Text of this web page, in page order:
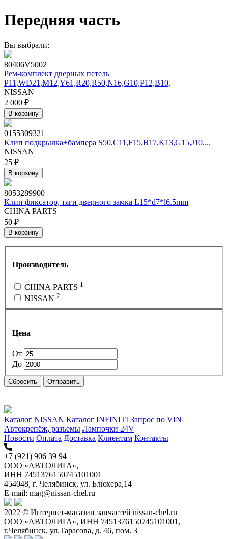
Передняя часть
Вы выбрали:
80406V5002
Рем-комплект дверных петель
P11,WD21,M12,Y61,R20,R50,N16,G10,P12,B10,
NISSAN
2 000 ₽
В корзину
0155309321
Клип подкрылка+бампера S50,C11,F15,B17,K13,G15,J10....
NISSAN
25 ₽
В корзину
8053289900
Клип фиксатор, тяги дверного замка L15*d7*l6.5mm
CHINA PARTS
50 ₽
В корзину
Производитель
CHINA PARTS 1
NISSAN 2
Цена
От
До
Сбросить Отправить
Каталог NISSAN Каталог INFINITI Запрос по VIN
Автокрепёж, разъемы Лампочки 24V
Новости Оплата Доставка Клиентам Контакты
+7 (921) 906 39 94
ООО «АВТОЛИГА»,
ИНН 7451376150745101001
454048, г. Челябинск, ул. Блюхера,14
E-mail: mag@nissan-chel.ru
2022 © Интернет-магазин запчастей nissan-chel.ru
ООО «АВТОЛИГА», ИНН 7451376150745101001,
г.Челябинск, ул.Тарасова, д. 46, пом. 3